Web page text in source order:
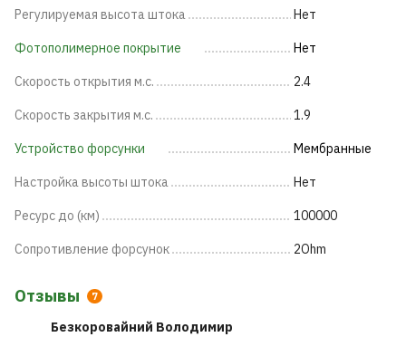
Регулируемая высота штока Нет
Фотополимерное покрытие Нет
Скорость открытия м.с. 2.4
Скорость закрытия м.с. 1.9
Устройство форсунки Мембранные
Настройка высоты штока Нет
Ресурс до (км) 100000
Сопротивление форсунок 2Ohm
Отзывы 7
Безкоровайний Володимир